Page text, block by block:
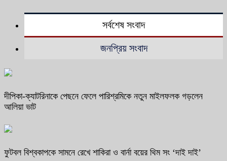
সর্বশেষ সংবাদ
জনপ্রিয় সংবাদ
দীপিকা-ক্যাটরিনাকে পেছনে ফেলে পারিশ্রমিকে নতুন মাইলফলক গড়লেন
আলিয়া ভাট
ফুটবল বিশ্বকাপকে সামনে রেখে শাকিরা ও বার্না বয়ের থিম সং ‘দাই দাই’